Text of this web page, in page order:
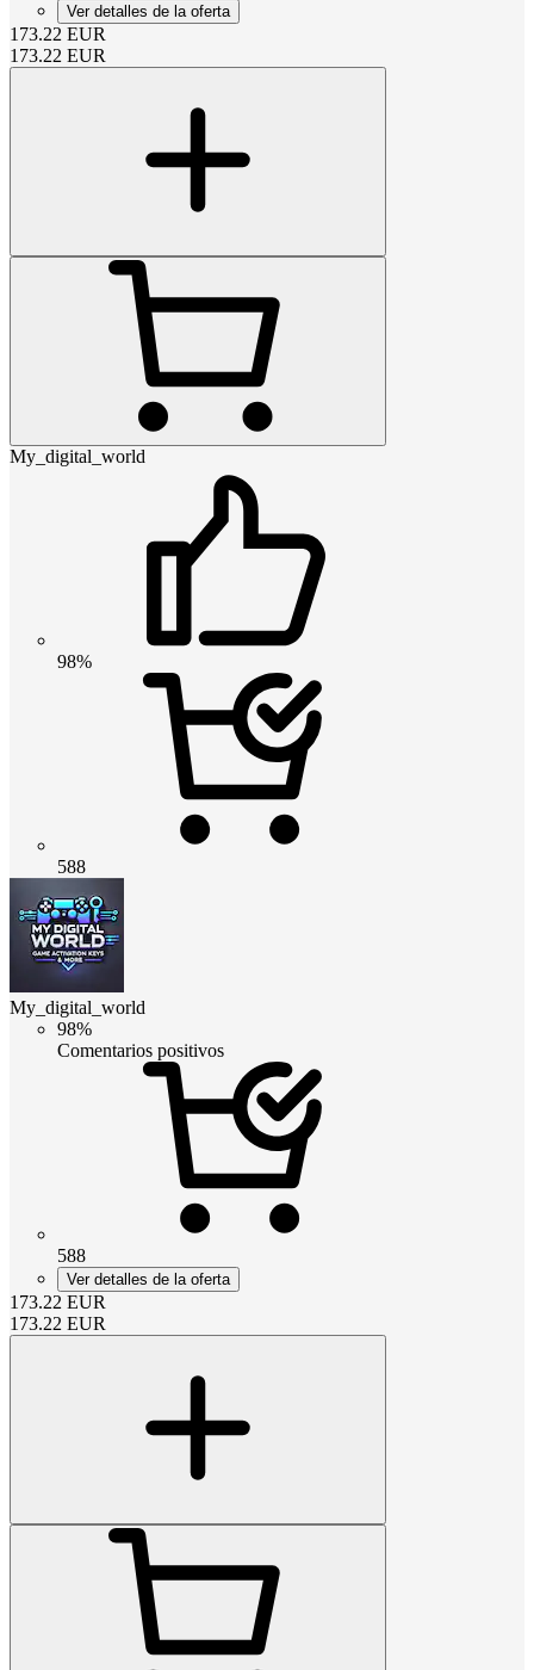
Ver detalles de la oferta
173.22 EUR
173.22 EUR
My_digital_world
98%
588
My_digital_world
98%
Comentarios positivos
588
Ver detalles de la oferta
173.22 EUR
173.22 EUR